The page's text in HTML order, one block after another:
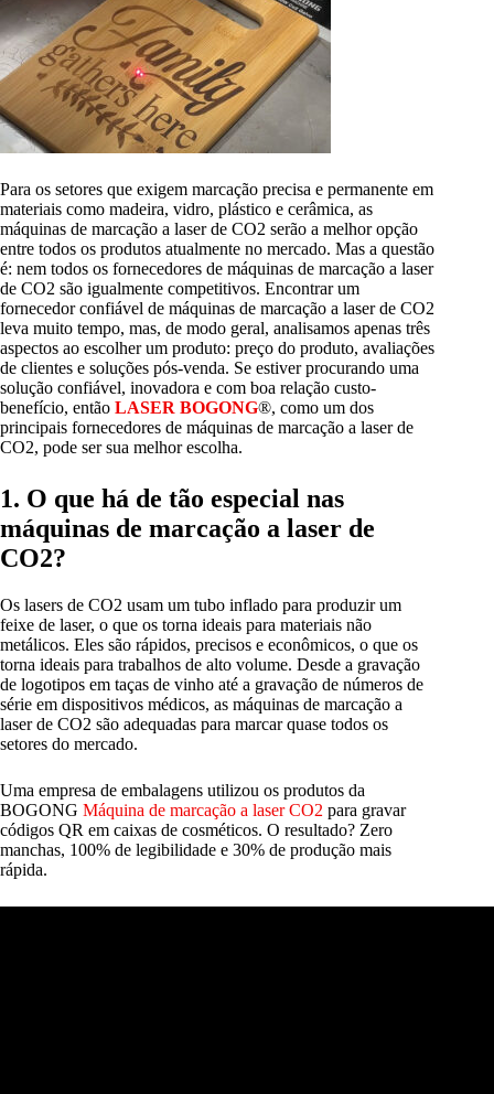
Para os setores que exigem marcação precisa e permanente em
materiais como madeira, vidro, plástico e cerâmica, as
máquinas de marcação a laser de CO2 serão a melhor opção
entre todos os produtos atualmente no mercado. Mas a questão
é: nem todos os fornecedores de máquinas de marcação a laser
de CO2 são igualmente competitivos. Encontrar um
fornecedor confiável de máquinas de marcação a laser de CO2
leva muito tempo, mas, de modo geral, analisamos apenas três
aspectos ao escolher um produto: preço do produto, avaliações
de clientes e soluções pós-venda. Se estiver procurando uma
solução confiável, inovadora e com boa relação custo-
benefício, então LASER BOGONG®, como um dos
principais fornecedores de máquinas de marcação a laser de
CO2, pode ser sua melhor escolha.
1. O que há de tão especial nas
máquinas de marcação a laser de
CO2?
Os lasers de CO2 usam um tubo inflado para produzir um
feixe de laser, o que os torna ideais para materiais não
metálicos. Eles são rápidos, precisos e econômicos, o que os
torna ideais para trabalhos de alto volume. Desde a gravação
de logotipos em taças de vinho até a gravação de números de
série em dispositivos médicos, as máquinas de marcação a
laser de CO2 são adequadas para marcar quase todos os
setores do mercado.
Uma empresa de embalagens utilizou os produtos da
BOGONG Máquina de marcação a laser CO2 para gravar
códigos QR em caixas de cosméticos. O resultado? Zero
manchas, 100% de legibilidade e 30% de produção mais
rápida.